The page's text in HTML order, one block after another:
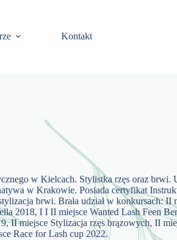
Kontakt
w Kielcach. Stylistka rzęs oraz brwi.
w Krakowie. Posiada certyfikat
brwi. Brała udział w konkursach:
2018, I I II miejsce Wanted Lash Feen
II miejsce Stylizacja rzęs brązowych, II
Race for Lash cup 2022.